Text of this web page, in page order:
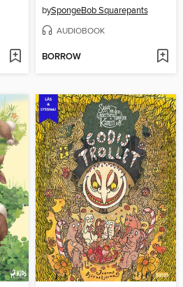
bySpongeBob Squarepants
AUDIOBOOK
BORROW